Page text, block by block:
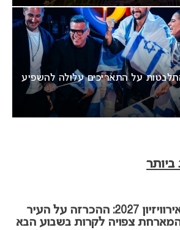
2027: ההתלבטות על התאריכים עלולה להשפיע
אירוויזיון 2027: ההכרזה על העיר
צפויה לקרות בשבוע הבא